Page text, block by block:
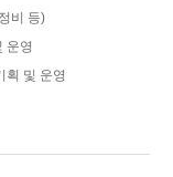
비 등)
운영
획 및 운영